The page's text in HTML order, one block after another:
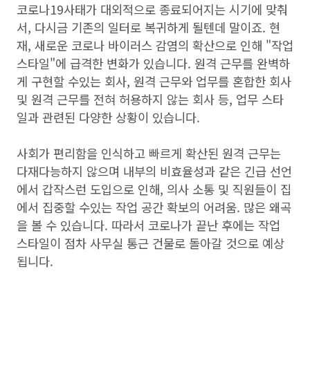
코로나19사태가 대외적으로 종료되어지는 시기에 맞춰
서, 다시금 기존의 일터로 복귀하게 될텐데 말이죠. 현
재, 새로운 코로나 바이러스 감염의 확산으로 인해 "작업
스타일"에 급격한 변화가 있습니다. 원격 근무를 완벽하
게 구현할 수있는 회사, 원격 근무와 업무를 혼합한 회사
및 원격 근무를 전혀 허용하지 않는 회사 등, 업무 스타
일과 관련된 다양한 상황이 있습니다.
사회가 편리함을 인식하고 빠르게 확산된 원격 근무는
다재다능하지 않으며 내부의 비효율성과 같은 긴급 선언
에서 갑작스런 도입으로 인해, 의사 소통 및 직원들이 집
에서 집중할 수있는 작업 공간 확보의 어려움. 많은 왜곡
을 볼 수 있습니다. 따라서 코로나가 끝난 후에는 작업
스타일이 점차 사무실 통근 건물로 돌아갈 것으로 예상
됩니다.